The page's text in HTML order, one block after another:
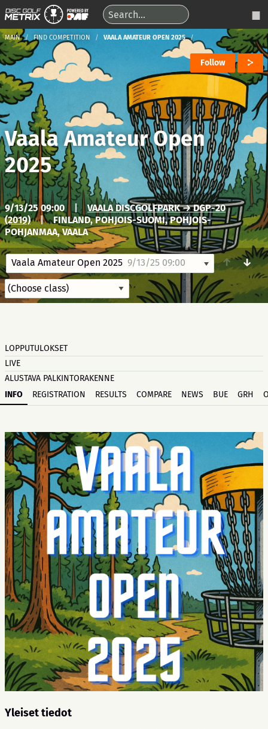
MAIN FIND COMPETITION VAALA AMATEUR OPEN 2025
Follow
Vaala Amateur Open
2025
9/13/25 09:00 |
VAALA DISCGOLFPARK → DGP-20
(2019)
|
FINLAND, POHJOIS-SUOMI, POHJOIS-
POHJANMAA, VAALA
Vaala Amateur Open 2025 9/13/25 09:00 ↑ ↓
LOPPUTULOKSET
LIVE
ALUSTAVA PALKINTORAKENNE
INFO
REGISTRATION RESULTS COMPARE NEWS BUE GRH
Yleiset tiedot